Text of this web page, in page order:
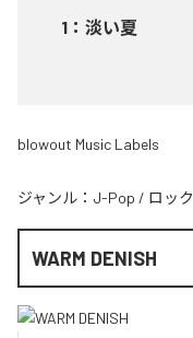
1 ： 淡い夏
blowout Music Labels
ジャンル： J-Pop / ロック
WARM DENISH